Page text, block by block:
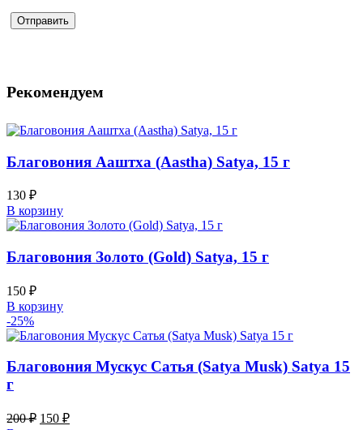
Рекомендуем
Благовония Ааштха (Aastha) Satya, 15 г
130 ₽
В корзину
Благовония Золото (Gold) Satya, 15 г
150 ₽
В корзину
-25%
Благовония Мускус Сатья (Satya Musk) Satya 15
г
200₽ 150 ₽